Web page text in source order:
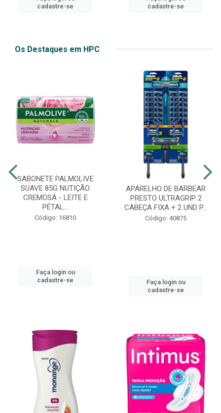
cadastre-se
cadastre-se
Os Destaques em HPC
SABONETE PALMOLIVE
SUAVE 85G NUTIÇÃO
CREMOSA - LEITE E
PÉTAL...
Código: 16810
Faça login ou
cadastre-se
APARELHO DE BARBEAR
PRESTO ULTRAGRIP 2
CABEÇA FIXA + 2 UND P...
Código: 40875
Faça login ou
cadastre-se